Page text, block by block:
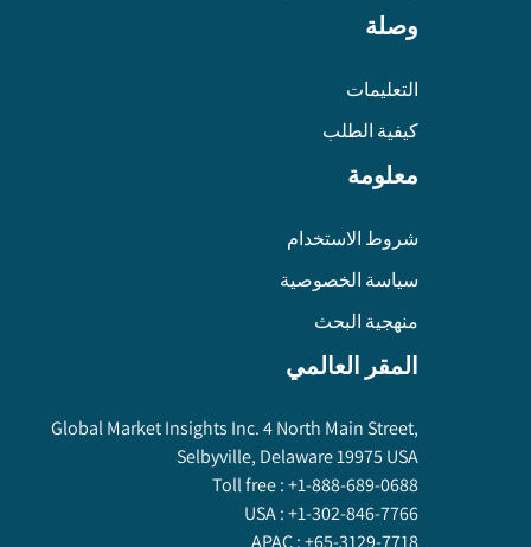
وصلة
التعليمات
كيفية الطلب
معلومة
شروط الاستخدام
سياسة الخصوصية
منهجية البحث
المقر العالمي
Global Market Insights Inc. 4 North Main Street,
Selbyville, Delaware 19975 USA
Toll free :+1-888-689-0688
USA :+1-302-846-7766
APAC :+65-3129-7718